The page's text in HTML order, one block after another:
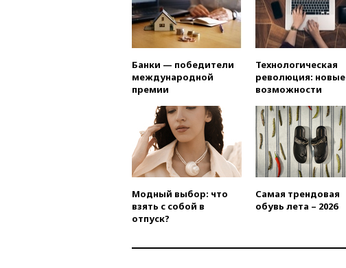
Банки — победители
международной
премии
Технологическая
революция: новые
возможности
Модный выбор: что
взять с собой в
отпуск?
Самая трендовая
обувь лета – 2026